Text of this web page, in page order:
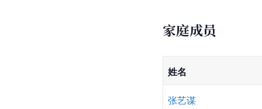
家庭成员
姓名
张艺谋